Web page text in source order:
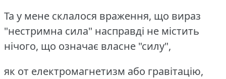
Та у мене склалося враження, що вираз
"нестримна сила" насправді не містить
нічого, що означає власне "силу",
як от електромагнетизм або гравітацію,